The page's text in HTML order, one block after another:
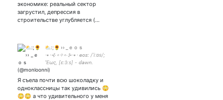
экономике: реальный сектор
загрустил, депрессия в
строительстве углубляется (…
⛅️:;🌻 ›› _ｅｏｓ
⋅•⋅⊰∙∘✧∘∙⊱⋅•⋅ 𝘦𝘰𝘴: /ˈiːɒs/;
Ἕως, [ɛːɔ̌ːs] - 𝘥𝘢𝘸𝘯. ⠀⠀⠀⠀⠀
— 𝘵𝘩𝘦 𝘨𝘰𝘥𝘥𝘦𝘴𝘴 𝘰𝘧 𝘵𝘩𝘦 𝘥𝘢𝘸𝘯.
Я съела почти всю шоколадку и
одноклассницы так удивились 😳
😳😳 а что удивительного у меня